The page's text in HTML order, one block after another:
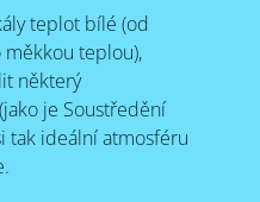
teplot bílé (od
teplou),
některý
je Soustředění
tak ideální atmosféru